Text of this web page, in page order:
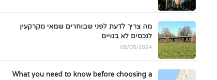
מה צריך לדעת לפני שבוחרים שמאי מקרקעין
לנכסים לא בנויים
08/05/2024
What you need to know before choosing a